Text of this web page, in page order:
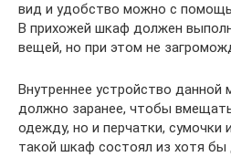
вид и удобство можно с
В прихожей шкаф должен
вещей, но при этом не
Внутреннее устройство данной
должно заранее, чтобы
одежду, но и перчатки,
такой шкаф состоял из хотя бы